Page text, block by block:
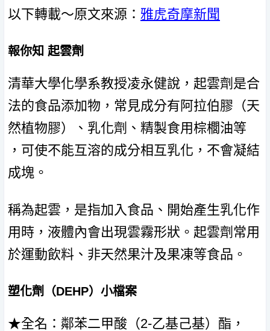
以下轉載～原文來源： 雅虎奇摩新聞
報你知 起雲劑
清華大學化學系教授凌永健說，起雲劑是合
法的食品添加物，常見成分有阿拉伯膠（天
然植物膠）、乳化劑、精製食用棕櫚油等
，可使不能互溶的成分相互乳化，不會凝結
成塊。
稱為起雲，是指加入食品、開始產生乳化作
用時，液體內會出現雲霧形狀。起雲劑常用
於運動飲料、非天然果汁及果凍等食品。
塑化劑（DEHP）小檔案
★全名：鄰苯二甲酸（2-乙基己基）酯，